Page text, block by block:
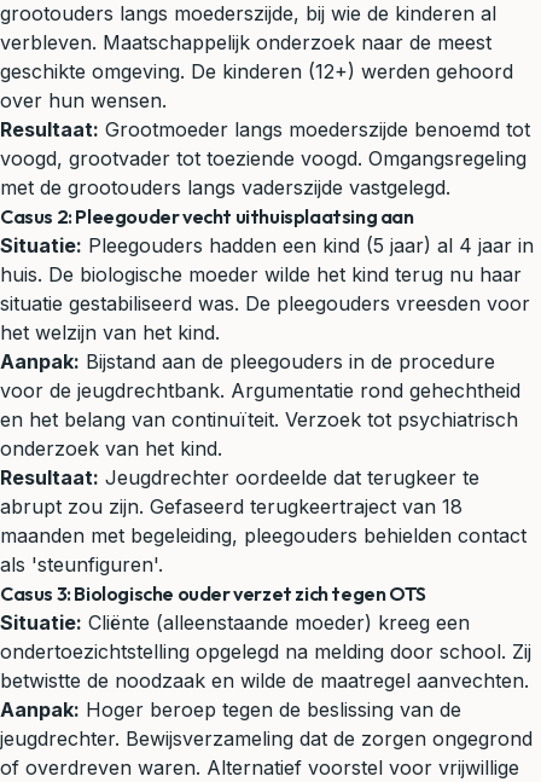
grootouders langs moederszijde, bij wie de kinderen al
verbleven. Maatschappelijk onderzoek naar de meest
geschikte omgeving. De kinderen (12+) werden gehoord
over hun wensen.
Resultaat: Grootmoeder langs moederszijde benoemd tot
voogd, grootvader tot toeziende voogd. Omgangsregeling
met de grootouders langs vaderszijde vastgelegd.
Casus 2: Pleegouder vecht uithuisplaatsing aan
Situatie: Pleegouders hadden een kind (5 jaar) al 4 jaar in
huis. De biologische moeder wilde het kind terug nu haar
situatie gestabiliseerd was. De pleegouders vreesden voor
het welzijn van het kind.
Aanpak: Bijstand aan de pleegouders in de procedure
voor de jeugdrechtbank. Argumentatie rond gehechtheid
en het belang van continuïteit. Verzoek tot psychiatrisch
onderzoek van het kind.
Resultaat: Jeugdrechter oordeelde dat terugkeer te
abrupt zou zijn. Gefaseerd terugkeertraject van 18
maanden met begeleiding, pleegouders behielden contact
als 'steunfiguren'.
Casus 3: Biologische ouder verzet zich tegen OTS
Situatie: Cliënte (alleenstaande moeder) kreeg een
ondertoezichtstelling opgelegd na melding door school. Zij
betwistte de noodzaak en wilde de maatregel aanvechten.
Aanpak: Hoger beroep tegen de beslissing van de
jeugdrechter. Bewijsverzameling dat de zorgen ongegrond
of overdreven waren. Alternatief voorstel voor vrijwillige